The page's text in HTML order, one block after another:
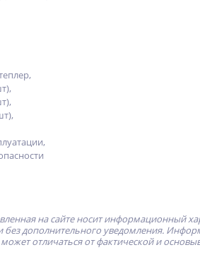
на сайте носит информационный
дополнительного уведомления.
отличаться от фактической и